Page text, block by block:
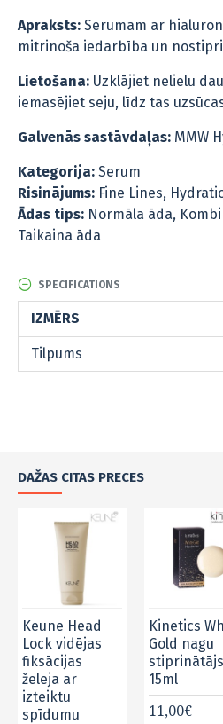
Apraksts: Serumam ar
mitrinoša iedarbība un
Lietošana: Uzklājiet nelielu
iemasējiet seju, līdz tas
Galvenās sastāvdaļas: MMW
Kategorija: Serum
Risinājums: Fine Lines,
Ādas tips: Normāla āda,
Taikaina āda
SPECIFICATIONS
IZMĒRS
Tilpums
DAŽAS CITAS PRECES
Keune Head
Lock vidējas
fiksācijas
želeja ar
izteiktu
spīdumu
Kinetics
Gold nagu
stiprinātājs
15ml
11,00€